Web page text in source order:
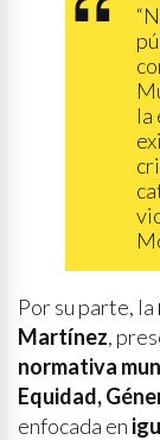
la
Por su parte, la
Martínez,
normativa
Equidad,
enfocada en